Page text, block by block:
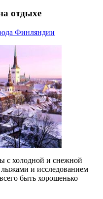
отдыхе
Финляндии
с холодной и снежной
и исследованием
быть хорошенько